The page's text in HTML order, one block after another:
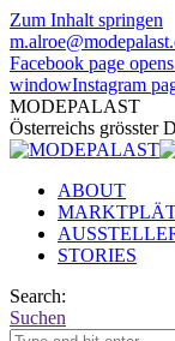
Zum Inhalt springen
Facebook page
windowInstagram
MODEPALAST
Österreichs grösster
ABOUT
STORIES
Search:
Suchen